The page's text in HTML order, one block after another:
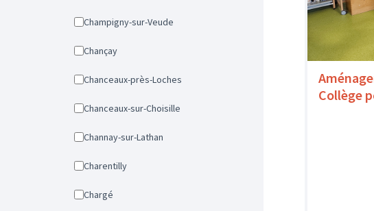
Champigny-sur-Veude
Chançay
Chanceaux-près-Loches
Chanceaux-sur-Choisille
Channay-sur-Lathan
Charentilly
Chargé
Collège